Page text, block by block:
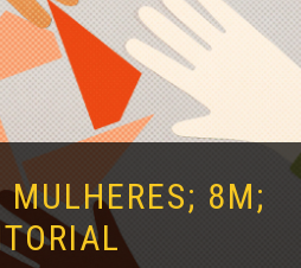
MULHERES; 8M;